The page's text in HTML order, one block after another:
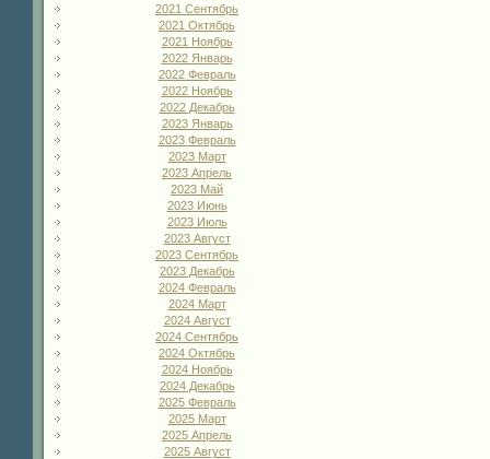
2021 Сентябрь
2021 Октябрь
2021 Ноябрь
2022 Январь
2022 Февраль
2022 Ноябрь
2022 Декабрь
2023 Январь
2023 Февраль
2023 Март
2023 Апрель
2023 Май
2023 Июнь
2023 Июль
2023 Август
2023 Сентябрь
2023 Декабрь
2024 Февраль
2024 Март
2024 Август
2024 Сентябрь
2024 Октябрь
2024 Ноябрь
2024 Декабрь
2025 Февраль
2025 Март
2025 Апрель
2025 Август